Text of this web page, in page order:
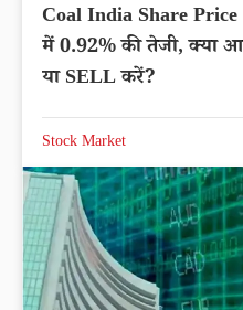
Coal India Share
में 0.92% की तेजी, क्या
या SELL करें?
Stock Market